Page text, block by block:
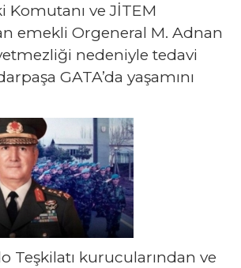
Komutanı ve JİTEM
emekli Orgeneral M. Adnan
nedeniyle tedavi
GATA’da yaşamını
Teşkilatı kurucularından ve